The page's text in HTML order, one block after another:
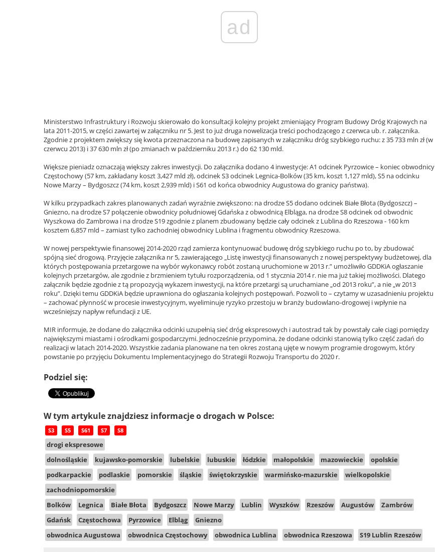
ad
Ministerstwo Infrastruktury i Rozwoju skierowało do konsultacji kolejny projekt zmieniający Program Budowy Dróg Krajowych na
lata 2011-2015, w części zawartej w załączniku nr 5. Jest to już druga nowelizacja treści pochodzącego z czerwca ub. r. załącznika.
Zgodnie z projektem zwiększy się kwota przeznaczona na budowę zapisanych w załączniku dróg szybkiego ruchu: z 35 733 mln zł (w
czerwcu 2013) i 37 630 mln zł (po zmianach w październiku 2013 r.) do 62 130 mld.
Większe pieniadz oznaczają większy zakres inwestycji. Do załącznika dodano 4 inwestycje: A1 odcinek Pyrzowice – koniec obwodnicy
Częstochowy (57 km, zakładany koszt 3,427 mld zł), odcinek S3 odcinek Legnica-Bolków (35 km, koszt 1,127 mld), S5 na odcinku
Nowe Marzy – Bydgoszcz (74 km, koszt 2,939 mld) i S61 od końca obwodnicy Augustowa do granicy państwa).
W kilku przypadkach zakres planowanych zadań wyraźnie zwiększono: na drodze S5 dodano odcinek Białe Błota (Bydgoszcz) –
Gniezno, na drodze S7 połączenie obwodnicy południowej Gdańska z obwodnicą Elbląga, na drodze S8 odcinek od obwodnic
Wyszkowa do Zambrowa i na drodze S19 zgodnie z planem zbudowany będzie cały odcinek z Lublina do Rzeszowa - 160 km
kosztem 6,857 mld – zamiast tylko zachodniej obwodnicy Lublina i fragmentu obwodnicy Rzeszowa.
W nowej perspektywie finansowej 2014-2020 rząd zamierza kontynuować budowę dróg szybkiego ruchu po to, by zbudować
spójną sieć drogową. Przyjęcie załącznika nr 5, zawierającego „Listę inwestycji finansowanych z nowej perspektywy budżetowej, dla
których postępowania przetargowe na wybór wykonawcy robót zostaną uruchomione w 2013 r.” umożliwiło GDDKiA ogłaszanie
kolejnych przetargów, ale zgodnie z brzmieniem tytułu rozporządzenia, od 1 stycznia 2014 r. nie ma już takiej możliwości. Dlatego
załącznik będzie zgodnie z tą propozycją wykazem inwestycji, na które przetargi są uruchamiane „od 2013 roku”, a nie „w 2013
roku”. Dzięki temu GDDKiA będzie uprawniona do ogłaszania kolejnych postępowań. Pozwoli to – czytamy w uzasadnieniu projektu
– zachować płynność w procesie inwestycyjnym, wyeliminuje ryzyko przestoju w branży budowlano-drogowej i wpłynie na
wcześniejszy napływ refundacji z UE.
MIR informuje, że dodane do załącznika odcinki uzupełnią sieć dróg ekspresowych i autostrad tak by powstały całe ciągi pomiędzy
największymi miastami i ośrodkami gospodarczymi. Jednocześnie przypomina, że dodane odcinki stanowią tylko część zadań do
realizacji w latach 2014-2020. Wszystkie zadania planowane na ten okres zostaną ujęte w nowym programie drogowym, który
powstanie po przyjęciu Dokumentu Implementacyjnego do Strategii Rozwoju Transportu do 2020 r.
Podziel się:
W tym artykule znajdziesz informacje o drogach w Polsce:
S3 S5 S61 S7 S8
drogi ekspresowe
dolnośląskie
kujawsko-pomorskie lubelskie lubuskie łódzkie małopolskie mazowieckie
opolskie
podkarpackie
podlaskie pomorskie śląskie świętokrzyskie warmińsko-mazurskie
wielkopolskie
zachodniopomorskie
Bolków
Legnica Białe Błota Bydgoszcz Nowe Marzy Lublin Wyszków Rzeszów Augustów
Zambrów
Gdańsk
Częstochowa Pyrzowice Elbląg
Gniezno
obwodnica Augustowa
obwodnica Częstochowy obwodnica Lublina obwodnica Rzeszowa S19 Lublin Rzeszów